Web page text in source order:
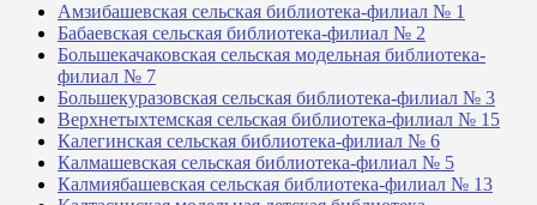
Амзибашевская сельская библиотека-филиал № 1
Бабаевская сельская библиотека-филиал № 2
Большекачаковская сельская модельная библиотека-
филиал № 7
Большекуразовская сельская библиотека-филиал № 3
Верхнетыхтемская сельская библиотека-филиал № 15
Калегинская сельская библиотека-филиал № 6
Калмашевская сельская библиотека-филиал № 5
Калмиябашевская сельская библиотека-филиал № 13